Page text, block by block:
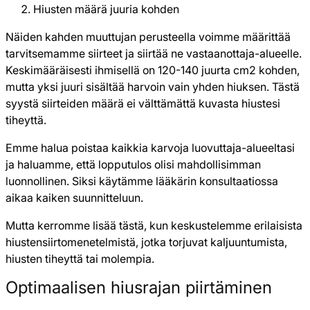
Hiusten määrä juuria kohden
Näiden kahden muuttujan perusteella voimme määrittää
tarvitsemamme siirteet ja siirtää ne vastaanottaja-alueelle.
Keskimääräisesti ihmisellä on 120-140 juurta cm2 kohden,
mutta yksi juuri sisältää harvoin vain yhden hiuksen. Tästä
syystä siirteiden määrä ei välttämättä kuvasta hiustesi
tiheyttä.
Emme halua poistaa kaikkia karvoja luovuttaja-alueeltasi
ja haluamme, että lopputulos olisi mahdollisimman
luonnollinen. Siksi käytämme lääkärin konsultaatiossa
aikaa kaiken suunnitteluun.
Mutta kerromme lisää tästä, kun keskustelemme erilaisista
hiustensiirtomenetelmistä, jotka torjuvat kaljuuntumista,
hiusten tiheyttä tai molempia.
Optimaalisen hiusrajan piirtäminen